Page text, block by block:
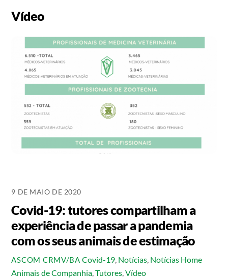
Vídeo
9 DE MAIO DE 2020
Covid-19: tutores compartilham a
experiência de passar a pandemia
com os seus animais de estimação
ASCOM CRMV/BA Covid-19, Notícias, Notícias Home
Animais de Companhia ,Tutores ,Vídeo